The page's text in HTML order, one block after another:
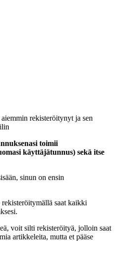
rekisteröitynyt ja sen
toimii
käyttäjätunnus) sekä itse
sinun on ensin
saat kaikki
voit silti rekisteröityä, jolloin saat
artikkeleita, mutta et pääse